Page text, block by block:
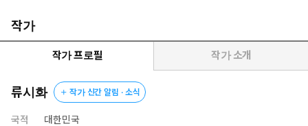
상의 숲으로 초대하는 아름다운 노래들.
-이해인 수녀
법정 스님은 류시화 시인의 시에 대해 “꽃이 꿀을 품고 있으면 소
리쳐 부르지 않더라도 벌나비가 저절로 찾아오게 마련”이라고 한
적이 있다. 나는 언젠가 찾아오겠다고 하는 분이 “무슨 꽃을 좋아
하세요?” 하길래 과꽃 한 송이를 류시화 시인의 시집에 얹어 주었
작가
작가 프로필 작가 소개
류시화 작가 신간 알림 · 소식
국적
대한민국